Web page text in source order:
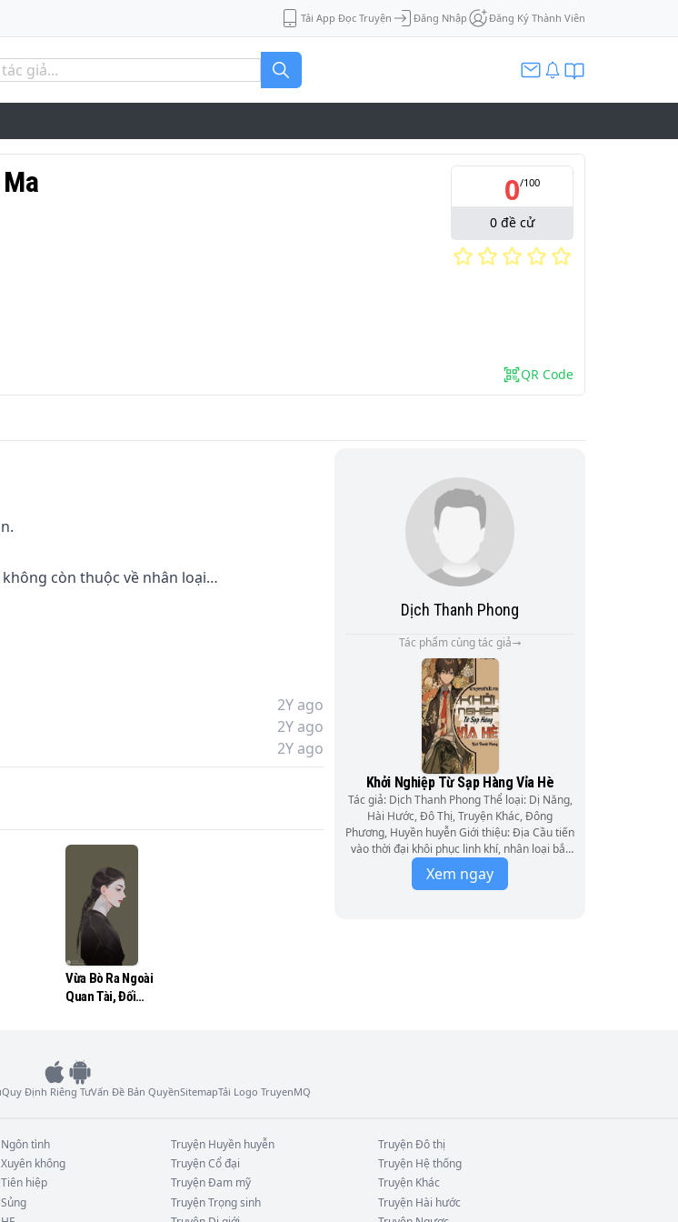
Tải App Đọc Truyện Đăng Nhập Đăng Ký Thành Viên
0/100
0 đề cử
QR Code
còn thuộc về nhân loại…
2Y ago
2Y ago
2Y ago
Vừa Bò Ra Ngoài
Quan Tài, Đối
Dịch Thanh Phong
Tác phẩm cùng tác giả
Khởi Nghiệp Từ Sạp Hàng Vỉa Hè
Tác giả: Dịch Thanh Phong Thể loại: Dị Năng,
Hài Hước, Đô Thị, Truyện Khác, Đông
Phương, Huyền huyễn Giới thiệu: Địa Cầu tiến
vào thời đại khôi phục linh khí, nhân loại bắt
đầu thức tỉnh dị năng! Giang Nam bắt đầu
thức tỉnh hệ thống hàng vỉa hè mạnh nhất,
Xem ngay
Quy Định Riêng TưVấn Đề Bản QuyềnSitemapTải Logo TruyenMQ
Ngôn tình Truyện Huyền huyễn TruyệnĐô thị
Xuyên không TruyệnCổ đại Truyện Hệ thống
Tiên hiệp TruyệnĐam mỹ Truyện Khác
Sủng TruyệnTrọng sinh Truyện Hài hước